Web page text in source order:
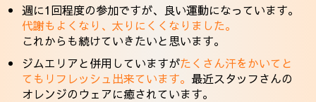
週に1回程度の参加ですが、良い運動になっています。
代謝もよくなり、太りにくくなりました。
これからも続けていきたいと思います。
ジムエリアと併用していますがたくさん汗をかいてと
てもリフレッシュ出来ています。 最近スタッフさんの
オレンジのウェアに癒されています。